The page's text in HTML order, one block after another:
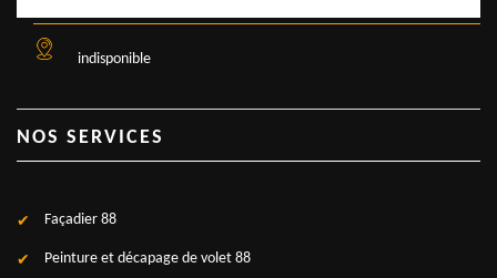
indisponible
NOS SERVICES
Façadier 88
Peinture et décapage de volet 88